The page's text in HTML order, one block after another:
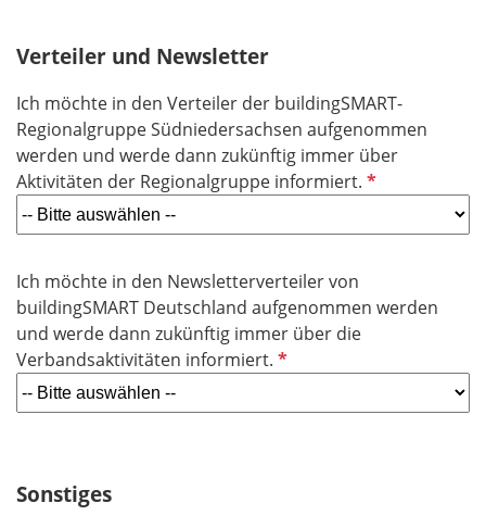
h
f
e
l
d
Verteiler und Newsletter
Ich möchte in den Verteiler der buildingSMART-
Regionalgruppe Südniedersachsen aufgenommen
werden und werde dann zukünftig immer über
Aktivitäten der Regionalgruppe informiert. P
l
h
l
Ich möchte in den Newsletterverteiler von
buildingSMART Deutschland aufgenommen werden
und werde dann zukünftig immer über die
Verbandsaktivitäten informiert. P
l
Sonstiges